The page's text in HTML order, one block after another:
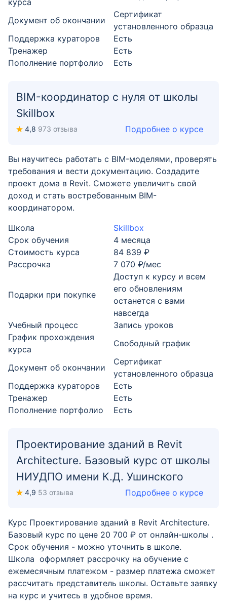
курса
Документ об окончании
Cертификат
установленного образца
Поддержка кураторов
Есть
Тренажер
Есть
Пополнение портфолио
Есть
BIM-координатор с нуля от школы
Skillbox
4,8 973 отзыва Подробнее о курсе
Вы научитесь работать с BIM-моделями, проверять
требования и вести документацию. Создадите
проект дома в Revit. Сможете увеличить свой
доход и стать востребованным BIM-
координатором.
Школа
Skillbox
Срок обучения
4 месяца
Стоимость курса
84 839 ₽
Рассрочка
7 070 ₽/мес
Подарки при покупке
Доступ к курсу и всем
его обновлениям
останется с вами
навсегда
Учебный процесс
Запись уроков
График прохождения
курса
Свободный график
Документ об окончании
Cертификат
установленного образца
Поддержка кураторов
Есть
Тренажер
Есть
Пополнение портфолио
Есть
Проектирование зданий в Revit
Architecture. Базовый курс от школы
НИУДПО имени К.Д. Ушинского
4,9 53 отзыва Подробнее о курсе
Курс Проектирование зданий в Revit Architecture.
Базовый курс по цене 20 700 ₽ от онлайн-школы .
Срок обучения - можно уточнить в школе.
Школа оформляет рассрочку на обучение с
ежемесячным платежом - размер платежа сможет
рассчитать представитель школы. Оставьте заявку
на курс и учитесь в удобное время.